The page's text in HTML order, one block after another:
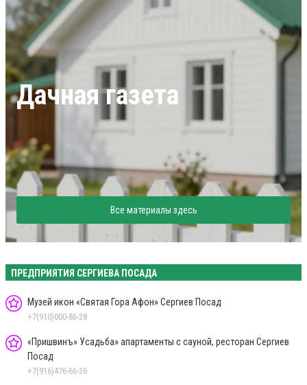
Дачная газета
Все материалы здесь
ПРЕДПРИЯТИЯ СЕРГИЕВА ПОСАДА
Музей икон «Святая Гора Афон» Сергиев Посад
+7(910)000-86-28
«Пришвинъ» Усадьба» апартаменты с сауной, ресторан Сергиев
Посад
+7(916)476-66-36